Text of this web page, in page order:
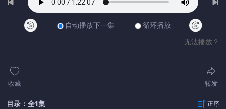
自动播放下一集
循环播放
无法播放？
收藏 转发
目录：全1集 正序